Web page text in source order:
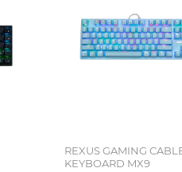
REXUS GAMING
KEYBOARD MX9